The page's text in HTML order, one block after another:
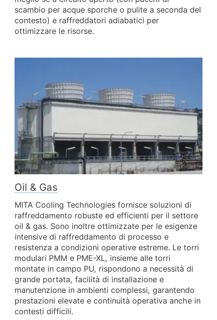
scambio per acque sporche o pulite a seconda del
contesto) e raffreddatori adiabatici per
ottimizzare le risorse.
Oil & Gas
MITA Cooling Technologies fornisce soluzioni di
raffreddamento robuste ed efficienti per il settore
oil & gas. Sono inoltre ottimizzate per le esigenze
intensive di raffreddamento di processo e
resistenza a condizioni operative estreme. Le torri
modulari PMM e PME-XL, insieme alle torri
montate in campo PU, rispondono a necessità di
grande portata, facilità di installazione e
manutenzione in ambienti complessi, garantendo
prestazioni elevate e continuità operativa anche in
contesti difficili.